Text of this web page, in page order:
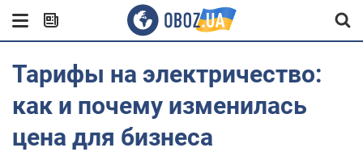
Тарифы на электричество:
как и почему изменилась
цена для бизнеса